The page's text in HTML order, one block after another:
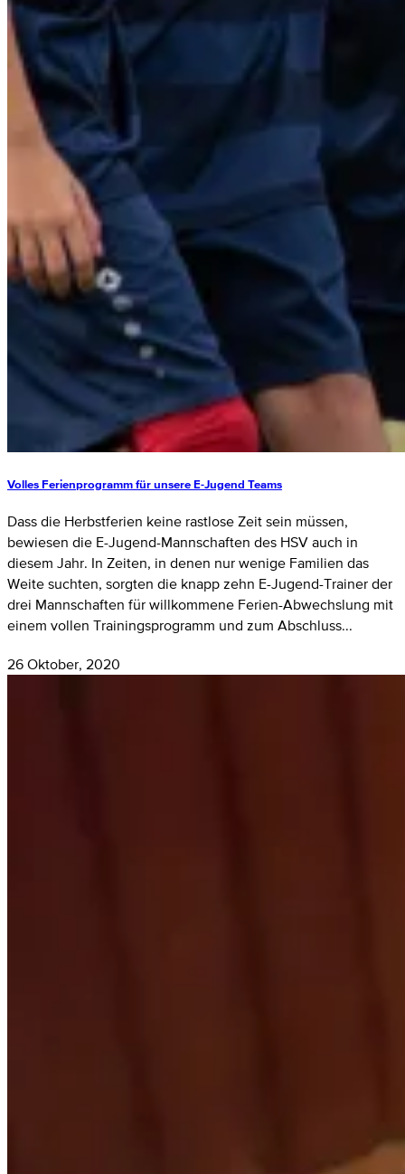
Volles Ferienprogramm für unsere E-Jugend Teams
Dass die Herbstferien keine rastlose Zeit sein müssen,
bewiesen die E-Jugend-Mannschaften des HSV auch in
diesem Jahr. In Zeiten, in denen nur wenige Familien das
Weite suchten, sorgten die knapp zehn E-Jugend-Trainer der
drei Mannschaften für willkommene Ferien-Abwechslung mit
einem vollen Trainingsprogramm und zum Abschluss...
26 Oktober, 2020